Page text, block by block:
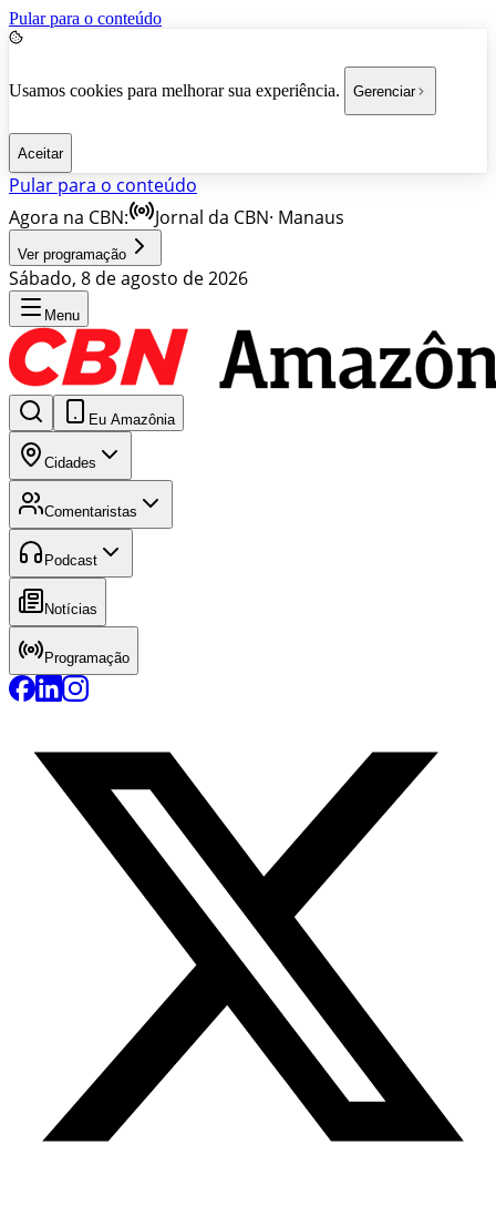
Pular para o conteúdo
Usamos cookies para melhorar sua experiência. Gerenciar
Aceitar
Pular para o conteúdo
Agora na CBN:
Jornal da CBN· Manaus
Ver programação
Sábado, 8 de agosto de 2026
Menu
Eu Amazônia
Cidades
Comentaristas
Podcast
Notícias
Programação